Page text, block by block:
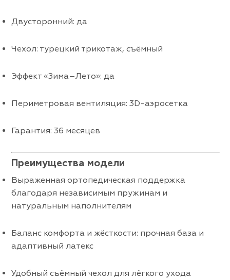
Двусторонний: да
Чехол: турецкий трикотаж, съёмный
Эффект «Зима–Лето»: да
Периметровая вентиляция: 3D-аэросетка
Гарантия: 36 месяцев
Преимущества модели
Выраженная ортопедическая поддержка
благодаря независимым пружинам и
натуральным наполнителям
Баланс комфорта и жёсткости: прочная база и
адаптивный латекс
Удобный съёмный чехол для лёгкого ухода